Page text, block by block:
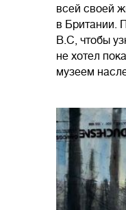
всей своей
в Британии.
B.C, чтобы
не хотел
музеем